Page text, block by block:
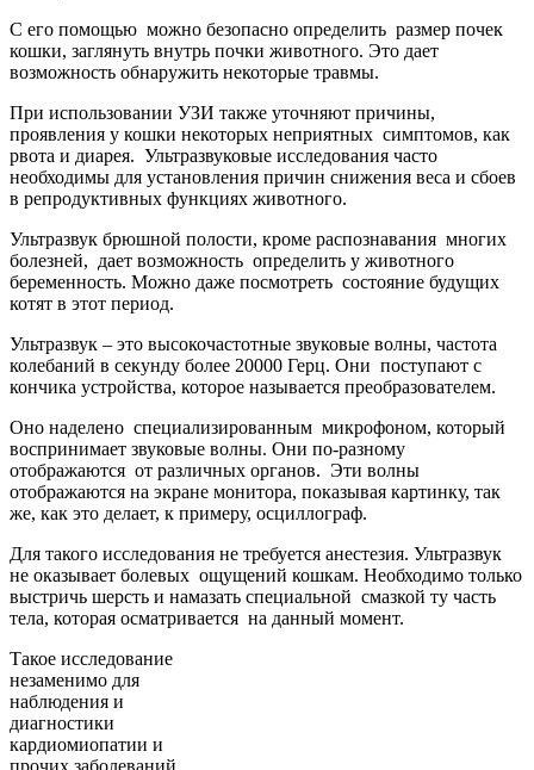
С его помощью можно безопасно определить размер почек
кошки, заглянуть внутрь почки животного. Это дает
возможность обнаружить некоторые травмы.
При использовании УЗИ также уточняют причины,
проявления у кошки некоторых неприятных симптомов, как
рвота и диарея. Ультразвуковые исследования часто
необходимы для установления причин снижения веса и сбоев
в репродуктивных функциях животного.
Ультразвук брюшной полости, кроме распознавания многих
болезней, дает возможность определить у животного
беременность. Можно даже посмотреть состояние будущих
котят в этот период.
Ультразвук – это высокочастотные звуковые волны, частота
колебаний в секунду более 20000 Герц. Они поступают с
кончика устройства, которое называется преобразователем.
Оно наделено специализированным микрофоном, который
воспринимает звуковые волны. Они по-разному
отображаются от различных органов. Эти волны
отображаются на экране монитора, показывая картинку, так
же, как это делает, к примеру, осциллограф.
Для такого исследования не требуется анестезия. Ультразвук
не оказывает болевых ощущений кошкам. Необходимо только
выстричь шерсть и намазать специальной смазкой ту часть
тела, которая осматривается на данный момент.
Такое исследование
незаменимо для
наблюдения и
диагностики
кардиомиопатии и
прочих заболеваний